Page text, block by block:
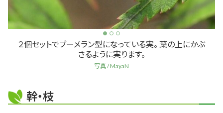
２個セットでブーメラン型になっている実。 葉の上にかぶ
さるように実ります。
写真 / MayaN
幹・枝